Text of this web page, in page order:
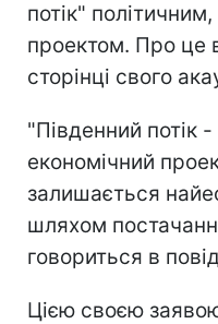
потік"
проектом. Про це
сторінці свого
"Південний потік
економічний
залишається
шляхом
говориться в
Цією своєю